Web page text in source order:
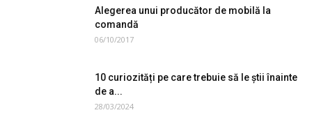
Alegerea unui producător de mobilă la
comandă
06/10/2017
10 curiozități pe care trebuie să le știi înainte
de a...
28/03/2024